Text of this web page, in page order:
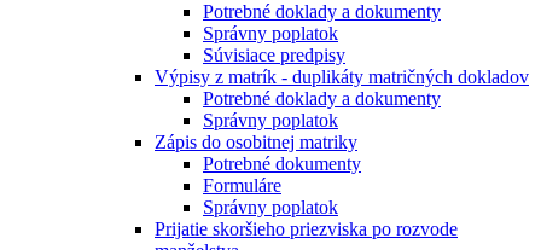
Potrebné doklady a dokumenty
Správny poplatok
Súvisiace predpisy
Výpisy z matrík - duplikáty matričných dokladov
Potrebné doklady a dokumenty
Správny poplatok
Zápis do osobitnej matriky
Potrebné dokumenty
Formuláre
Správny poplatok
Prijatie skoršieho priezviska po rozvode